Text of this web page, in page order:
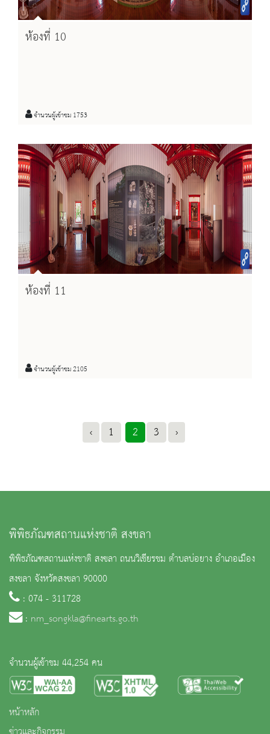
ห้องที่ 10
จำนวนผู้เข้าชม 1753
ห้องที่ 11
จำนวนผู้เข้าชม 2105
‹ 1 2 3 ›
พิพิธภัณฑสถานแห่งชาติ สงขลา
พิพิธภัณฑสถานแห่งชาติ สงขลา ถนนวิเชียรชม ตำบลบ่อยาง อำเภอเมือง
สงขลา จังหวัดสงขลา 90000
: 074 - 311728
: nm_songkla@finearts.go.th
จำนวนผู้เข้าชม 44,254 คน
หน้าหลัก